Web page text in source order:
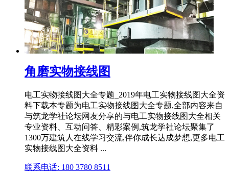
角磨实物接线图
电工实物接线图大全专题_2019年电工实物接线图大全资
料下载本专题为电工实物接线图大全专题,全部内容来自
与筑龙学社论坛网友分享的与电工实物接线图大全相关
专业资料、互动问答、精彩案例,筑龙学社论坛聚集了
1300万建筑人在线学习交流,伴你成长达成梦想,更多电工
实物接线图大全资料 ...
联系电话: 180 3780 8511